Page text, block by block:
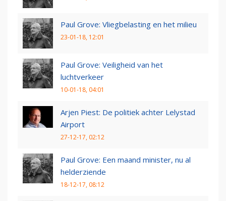
Paul Grove: Vliegbelasting en het milieu
23-01-18, 12:01
Paul Grove: Veiligheid van het
luchtverkeer
10-01-18, 04:01
Arjen Piest: De politiek achter Lelystad
Airport
27-12-17, 02:12
Paul Grove: Een maand minister, nu al
helderziende
18-12-17, 08:12